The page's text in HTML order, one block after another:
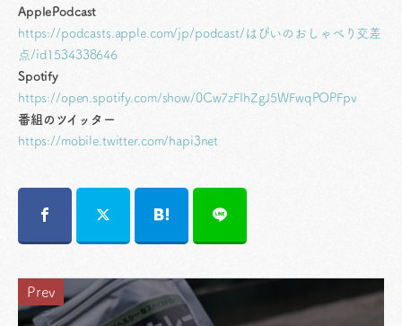
ApplePodcast
https://podcasts.apple.com/jp/podcast/はぴいのおしゃべり交差
点/id1534338646
Spotify
https://open.spotify.com/show/0Cw7zFIhZgJ5WFwqPOPFpv
番組のツイッター
https://mobile.twitter.com/hapi3net
Prev